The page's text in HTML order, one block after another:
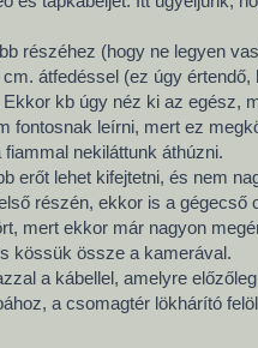
részéhez (hogy ne legyen
átfedéssel (ez úgy értendő,
kb úgy néz ki az egész,
fontosnak leírni, mert ez
nekiláttunk áthúzni.
erőt lehet kifejtetni, és nem
részén, ekkor is a gégecső
mert ekkor már nagyon
kössük össze a kamerával.
a kábellel, amelyre
a csomagtér lökhárító